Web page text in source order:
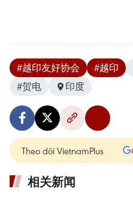
#越印友好协会 #越印
#贺电
印度
Theo dõi VietnamPlus
相关新闻